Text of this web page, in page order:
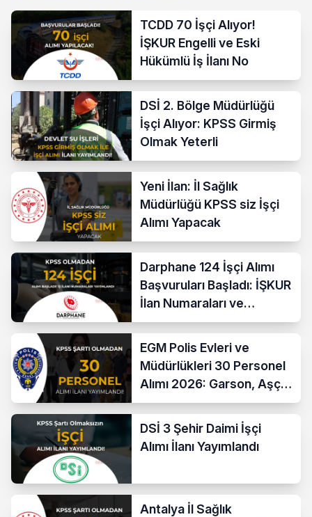
TCDD 70 İşçi Alıyor!
İŞKUR Engelli ve Eski
Hükümlü İş İlanı No
DSİ 2. Bölge Müdürlüğü
İşçi Alıyor: KPSS Girmiş
Olmak Yeterli
Yeni İlan: İl Sağlık
Müdürlüğü KPSS siz İşçi
Alımı Yapacak
Darphane 124 İşçi Alımı
Başvuruları Başladı: İŞKUR
İlan Numaraları ve
Başvuru Ekranı
EGM Polis Evleri ve
Müdürlükleri 30 Personel
Alımı 2026: Garson, Aşçı,
Temizlik ve Teknik
Kadrolar
DSİ 3 Şehir Daimi İşçi
Alımı İlanı Yayımlandı
Antalya İl Sağlık